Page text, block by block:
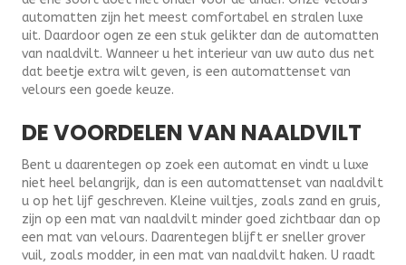
automatten zijn het meest comfortabel en stralen luxe
uit. Daardoor ogen ze een stuk gelikter dan de automatten
van naaldvilt. Wanneer u het interieur van uw auto dus net
dat beetje extra wilt geven, is een automattenset van
velours een goede keuze.
DE VOORDELEN VAN NAALDVILT
Bent u daarentegen op zoek een automat en vindt u luxe
niet heel belangrijk, dan is een automattenset van naaldvilt
u op het lijf geschreven. Kleine vuiltjes, zoals zand en gruis,
zijn op een mat van naaldvilt minder goed zichtbaar dan op
een mat van velours. Daarentegen blijft er sneller grover
vuil, zoals modder, in een mat van naaldvilt haken. U raadt